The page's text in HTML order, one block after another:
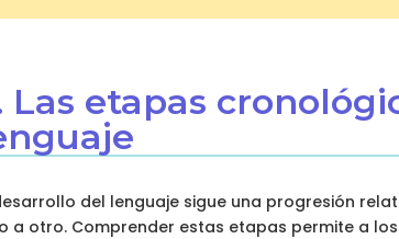
Las etapas
del lenguaje sigue una progresión
a otro. Comprender estas etapas permite a